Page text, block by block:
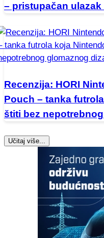
– pristupačan
Recenzija: HORI
Pouch – tanka
štiti bez
Učitaj više...